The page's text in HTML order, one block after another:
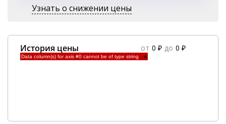
Узнать о снижении цены
История цены от 0 ₽ до 0 ₽
Data column(s) for axis #0 cannot be of type string ×